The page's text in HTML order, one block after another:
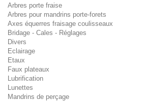
Arbres porte fraise
Arbres pour mandrins porte-forets
Axes équerres fraisage coulisseaux
Bridage - Cales - Réglages
Divers
Eclairage
Etaux
Faux plateaux
Lubrification
Lunettes
Mandrins de perçage